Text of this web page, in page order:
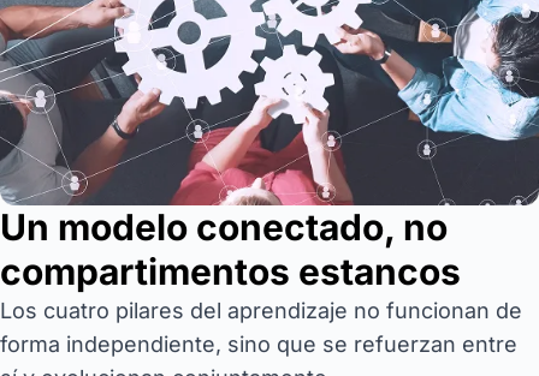
Un modelo conectado, no
compartimentos estancos
Los cuatro pilares del aprendizaje no funcionan de
forma independiente, sino que se refuerzan entre